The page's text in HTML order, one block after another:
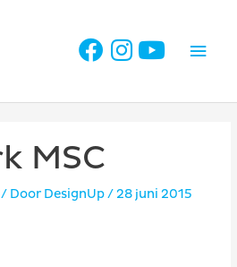
MSC
/ Door DesignUp/ 28 juni 2015